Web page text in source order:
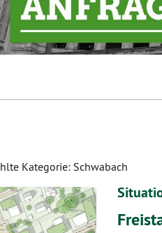
Kategorie: Schwabach